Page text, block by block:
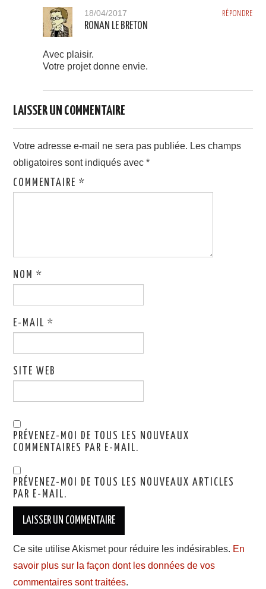
RÉPONDRE
18/04/2017
RONAN LE BRETON
Avec plaisir.
Votre projet donne envie.
LAISSER UN COMMENTAIRE
Votre adresse e-mail ne sera pas publiée. Les champs
obligatoires sont indiqués avec*
COMMENTAIRE*
NOM*
E-MAIL*
SITE WEB
PRÉVENEZ-MOI DE TOUS LES NOUVEAUX
COMMENTAIRES PAR E-MAIL.
PRÉVENEZ-MOI DE TOUS LES NOUVEAUX ARTICLES
PAR E-MAIL.
Ce site utilise Akismet pour réduire les indésirables. En
savoir plus sur la façon dont les données de vos
commentaires sont traitées.